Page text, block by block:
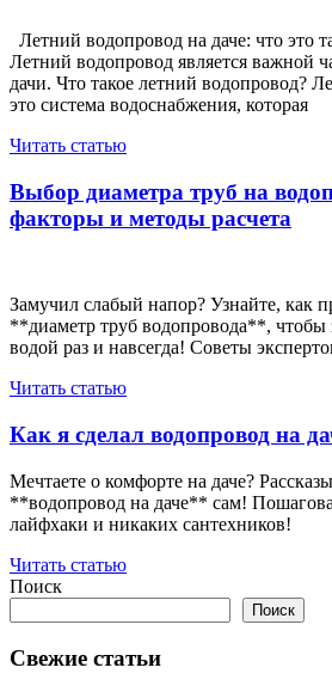
Летний водопровод на даче: что это
Летний водопровод является важной
дачи. Что такое летний водопровод?
это система водоснабжения, которая
Читать статью
Выбор диаметра труб на
факторы и методы расчета
Замучил слабый напор? Узнайте, как
**диаметр труб водопровода**, чтобы
водой раз и навсегда! Советы
Читать статью
Как я сделал водопровод на
Мечтаете о комфорте на даче?
**водопровод на даче** сам!
лайфхаки и никаких сантехников!
Читать статью
Поиск
Поиск
Свежие статьи